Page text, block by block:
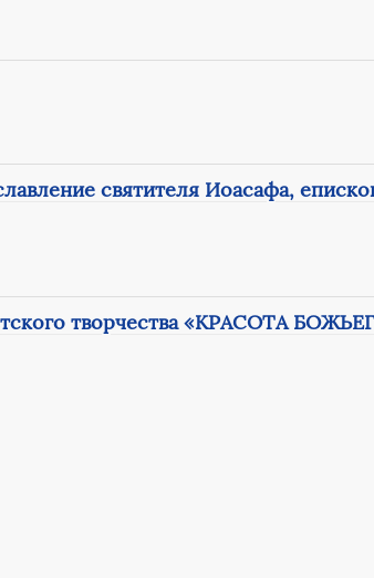
святителя Иоасафа,
творчества «КРАСОТА